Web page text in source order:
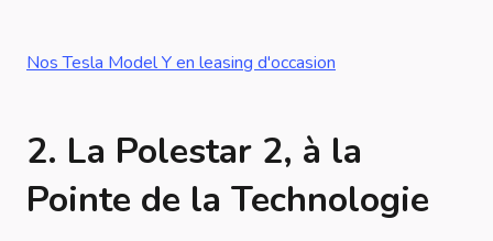
Nos Tesla Model Y en leasing d'occasion
2. La Polestar 2, à la
Pointe de la Technologie